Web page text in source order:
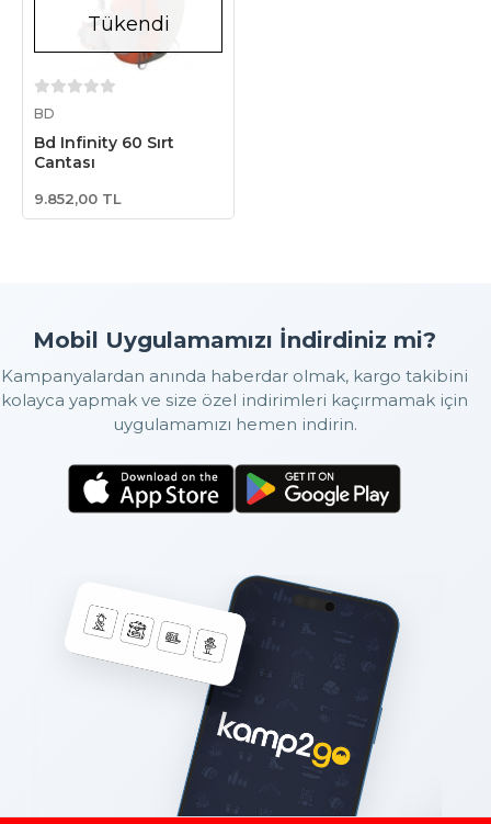
Tükendi
BD
Bd Infinity 60 Sırt
Çantası
9.852,00 TL
Mobil Uygulamamızı İndirdiniz mi?
Kampanyalardan anında haberdar olmak, kargo takibini
kolayca yapmak ve size özel indirimleri kaçırmamak için
uygulamamızı hemen indirin.